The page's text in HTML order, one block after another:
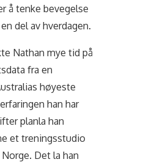
å tenke bevegelse
del av hverdagen.
Nathan mye tid på
fra en
høyeste
han har
planla han
et treningsstudio
Det la han